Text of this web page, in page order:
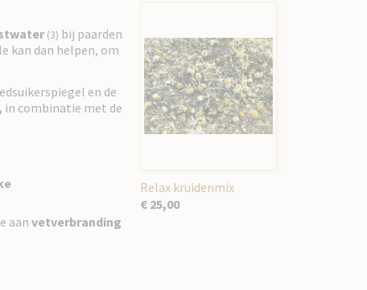
(3) bij paarden
kan dan helpen, om
en de
in combinatie met de
aan vetverbranding
Relax kruidenmix
€ 25,00